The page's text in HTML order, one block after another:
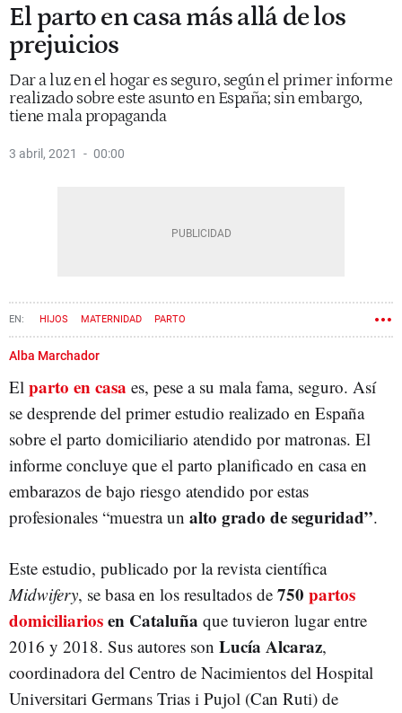
El parto en casa más allá de los
prejuicios
Dar a luz en el hogar es seguro, según el primer informe
realizado sobre este asunto en España; sin embargo,
tiene mala propaganda
3 abril, 2021 00:00
HIJOS MATERNIDAD PARTO
Alba Marchador
El parto en casa es, pese a su mala fama, seguro. Así
se desprende del primer estudio realizado en España
sobre el parto domiciliario atendido por matronas. El
informe concluye que el parto planificado en casa en
embarazos de bajo riesgo atendido por estas
profesionales “muestra un alto grado de seguridad”.
Este estudio, publicado por la revista científica
Midwifery, se basa en los resultados de 750 partos
domiciliariosen Cataluña que tuvieron lugar entre
2016 y 2018. Sus autores son Lucía Alcaraz,
coordinadora del Centro de Nacimientos del Hospital
Universitari Germans Trias i Pujol (Can Ruti) de